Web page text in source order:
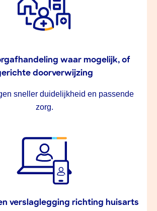
waar mogelijk, of
doorverwijzing
sneller duidelijkheid en passende
zorg.
verslaglegging richting huisarts